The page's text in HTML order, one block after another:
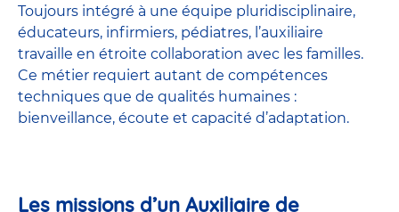
Toujours intégré à une équipe pluridisciplinaire,
éducateurs, infirmiers, pédiatres, l’auxiliaire
travaille en étroite collaboration avec les familles.
Ce métier requiert autant de compétences
techniques que de qualités humaines :
bienveillance, écoute et capacité d’adaptation.
Les missions d’un Auxiliaire de